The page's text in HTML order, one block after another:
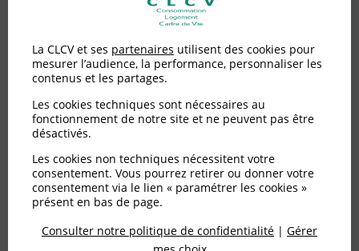
l'eau : transparence de la gestion et solidarité
Journée mondiale de
l'eau : transparence de
la gestion et solidarité
Publié le20/03/2013(mis à jour le
Communiqués de presse
La CLCV et ses partenaires utilisent des cookies pour
mesurer l’audience, la performance, personnaliser les
contenus et les partages.
Les cookies techniques sont nécessaires au
fonctionnement de notre site et ne peuvent pas être
désactivés.
Les cookies non techniques nécessitent votre
consentement. Vous pourrez retirer ou donner votre
consentement via le lien « paramétrer les cookies »
présent en bas de page.
Consulter notre politique de confidentialité | Gérer